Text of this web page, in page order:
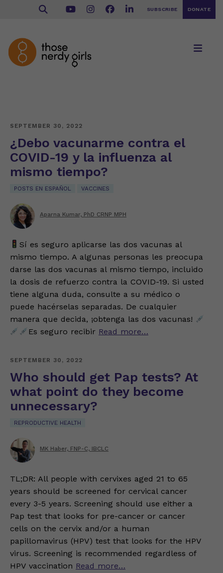
SUBSCRIBE DONATE
SEPTEMBER 30, 2022
¿Debo vacunarme contra el
COVID-19 y la influenza al
mismo tiempo?
POSTS EN ESPAÑOL VACCINES
Aparna Kumar, PhD CRNP MPH
Sí es seguro aplicarse las dos vacunas al
mismo tiempo. A algunas personas les preocupa
darse las dos vacunas al mismo tiempo, incluido
la dosis de refuerzo contra la COVID-19. Si usted
tiene alguna duda, consulte a su médico o
puede hacérselas separadas. De cualquier
manera que decida, ¡obtenga las dos vacunas!
Es seguro recibir Read more…
SEPTEMBER 30, 2022
Who should get Pap tests? At
what point do they become
unnecessary?
REPRODUCTIVE HEALTH
MK Haber, FNP-C, IBCLC
TL;DR: All people with cervixes aged 21 to 65
years should be screened for cervical cancer
every 3-5 years. Screening should use either a
Pap test that looks for pre-cancer or cancer
cells on the cervix and/or a human
papillomavirus (HPV) test that looks for the HPV
virus. Screening is recommended regardless of
HPV vaccination Read more…